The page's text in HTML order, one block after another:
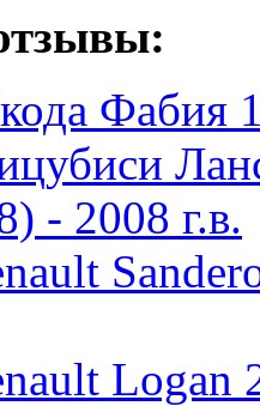
Фабия
- 2008 г.в.
Logan